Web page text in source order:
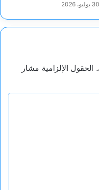
30 يوليو، 2026
الحقول الإلزامية مشار